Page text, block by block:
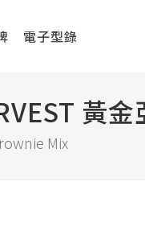
電子型錄
黃
Mix